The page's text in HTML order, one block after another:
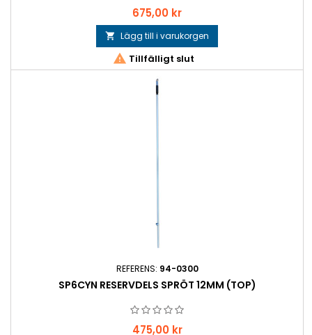
Pris
675,00 kr
 Lägg till i varukorgen
 Tillfälligt slut
REFERENS: 94-0300
SP6CYN RESERVDELS SPRÖT 12MM (TOP)
Pris
475,00 kr